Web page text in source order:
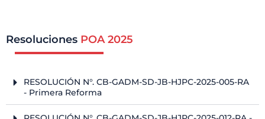
Resoluciones POA 2025
RESOLUCIÓN N°. CB-GADM-SD-JB-HJPC-2025-005-RA
- Primera Reforma